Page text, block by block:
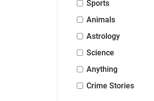
Sports
Animals
Astrology
Science
Anything
Crime Stories